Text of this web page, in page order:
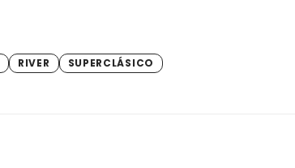
RIVER SUPERCLÁSICO